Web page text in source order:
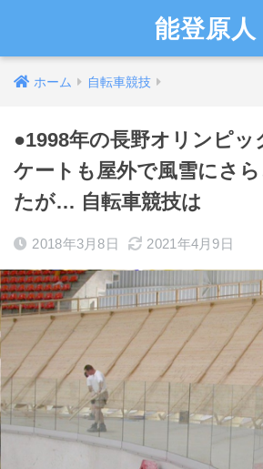
能登原人
ホーム 自転車競技
●1998年の長野オリンピッ
ケートも屋外で風雪にさ
たが… 自転車競技は
2018年3月8日 2021年4月9日